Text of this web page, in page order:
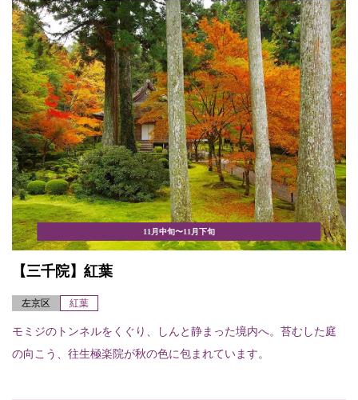
11月中旬〜11月下旬
【三千院】紅葉
左京区 紅葉
モミジのトンネルをくぐり、しんと静まった境内へ。苔むした庭
の向こう、往生極楽院が秋の色に包まれています。